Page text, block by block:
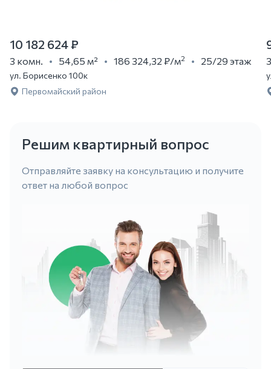
10 182 624 ₽
3 комн. 54,65 м² 186 324,32 ₽/м2 25/29 этаж
ул. Борисенко 100к
Первомайский район
Решим квартирный вопрос
Отправляйте заявку на консультацию и получите
ответ на любой вопрос